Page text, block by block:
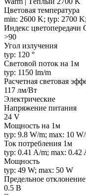
Цветовая температура
min: 2600 K; typ: 2700
Индекс цветопередачи
>90
Угол излучения
typ: 120 °
Световой поток на 1м
typ: 1150 lm/m
Расчетная световая
117 лм/Вт
Электрические
Напряжение питания
24 V
Мощность на 1м
typ: 9.8 W/m; max: 10
Ток потребления 1м
typ: 0.41 A/m; max: 0.42
Мощность
typ: 49 W; max: 50 W
Предельное
0.5 В